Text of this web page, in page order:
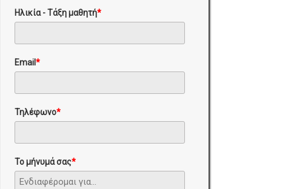
Ηλικία - Τάξη μαθητή*
Email*
Τηλέφωνο*
Το μήνυμά σας*